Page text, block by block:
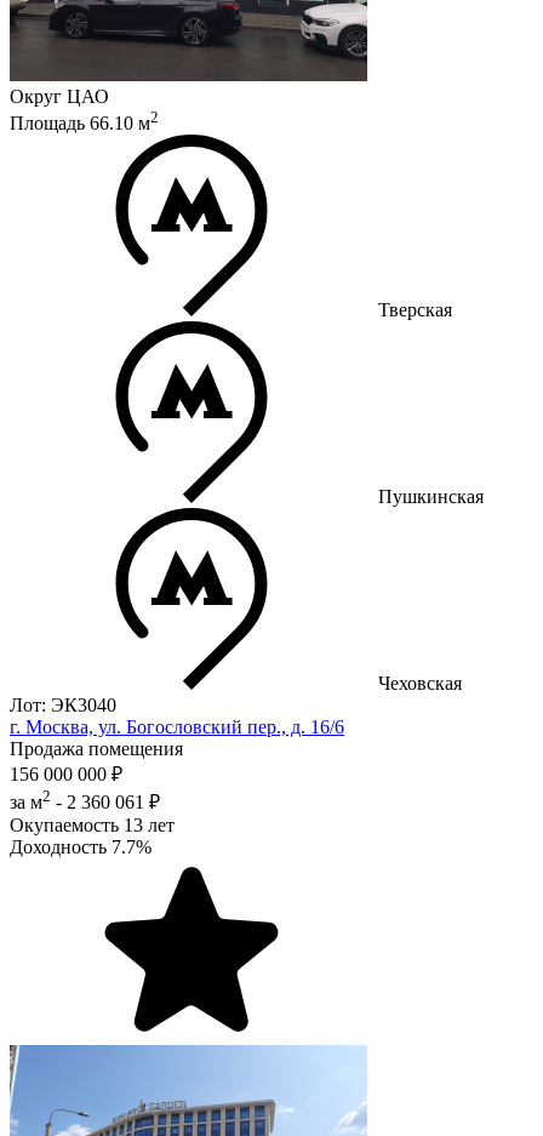
Округ ЦАО
Площадь 66.10 м2
Тверская
Пушкинская
Чеховская
Лот: ЭК3040
г. Москва, ул. Богословский пер., д. 16/6
Продажа помещения
156 000 000 ₽
за м2 - 2 360 061 ₽
Окупаемость 13 лет
Доходность 7.7%